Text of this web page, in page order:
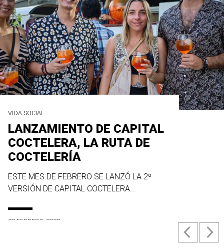
VIDA SOCIAL
LANZAMIENTO DE CAPITAL
COCTELERA, LA RUTA DE
COCTELERÍA
ESTE MES DE FEBRERO SE LANZÓ LA 2º
VERSIÓN DE CAPITAL COCTELERA...
23 FEBRERO, 2022